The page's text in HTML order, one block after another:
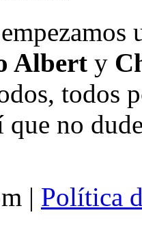
Albert y
todos
no
| Política